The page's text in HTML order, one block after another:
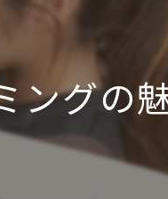
ングの